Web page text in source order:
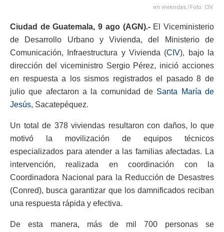
en viviendas./Foto: CIV.
Ciudad de Guatemala, 9 ago (AGN).-El Viceministerio
de Desarrollo Urbano y Vivienda, del Ministerio de
Comunicación, Infraestructura y Vivienda (CIV), bajo la
dirección del viceministro Sergio Pérez, inició acciones
en respuesta a los sismos registrados el pasado 8 de
julio que afectaron a la comunidad de Santa María de
Jesús, Sacatepéquez.
Un total de 378 viviendas resultaron con daños, lo que
motivó la movilización de equipos técnicos
especializados para atender a las familias afectadas. La
intervención, realizada en coordinación con la
Coordinadora Nacional para la Reducción de Desastres
(Conred), busca garantizar que los damnificados reciban
una respuesta rápida y efectiva.
De esta manera, más de mil 700 personas se